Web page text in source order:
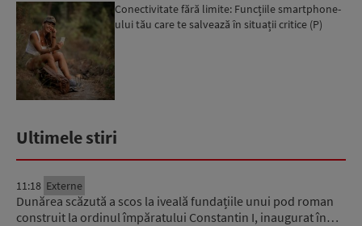
Conectivitate fără limite: Funcțiile smartphone-
ului tău care te salvează în situații critice (P)
Ultimele stiri
11:18 Externe
Dunărea scăzută a scos la iveală fundațiile unui pod roman
construit la ordinul împăratului Constantin I, inaugurat în…